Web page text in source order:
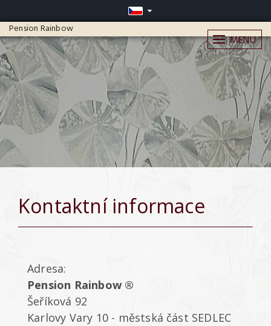
Pension Rainbow
MENU
Kontaktní informace
Adresa:
Pension Rainbow ®
Šeříková 92
Karlovy Vary 10 - městská část SEDLEC